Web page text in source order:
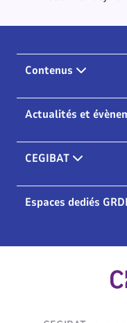
Contenus
Actualités et
CEGIBAT
Espaces dediés